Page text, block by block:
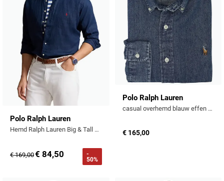
Polo Ralph Lauren
Hemd Ralph Lauren Big & Tall donkerblauw
€ 169,00€ 84,50
-
50%
Polo Ralph Lauren
casual overhemd blauw effen denim slim fit
€ 165,00